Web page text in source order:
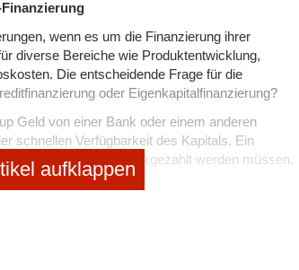
wenn es um die Finanzierung ihrer
diverse Bereiche wie Produktentwicklung,
Die entscheidende Frage für die
oder Eigenkapitalfinanzierung?
Geld von einer Bank oder einem anderen
schnellen Verfügbarkeit des Kapitals. Ein
mit Zinsen zurückgezahlt werden müssen.
die typischerweise durch das Ansparen
aufklappen